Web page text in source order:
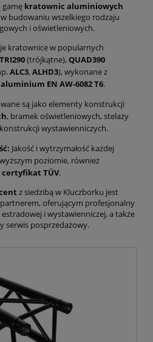
gamę kratownic aluminiowych
budowaniu wszelkiego rodzaju
i oświetleniowych.
kratownice w popularnych
TRI290(trójkątne), QUAD390
ALC3, ALHD3), wykonane z
aluminium EN AW-6082 T6.
są jako elementy konstrukcji
, bramek oświetleniowych, stelaży
wystawienniczych.
Jakość i wytrzymałość każdej
poziomie, również
certyfikat TÜV.
z siedzibą w Kluczborku jest
oferującym profesjonalny
i wystawienniczej, a także
serwis posprzedażowy.